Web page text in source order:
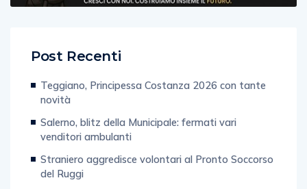
Post Recenti
Teggiano, Principessa Costanza 2026 con tante
novità
Salerno, blitz della Municipale: fermati vari
venditori ambulanti
Straniero aggredisce volontari al Pronto Soccorso
del Ruggi